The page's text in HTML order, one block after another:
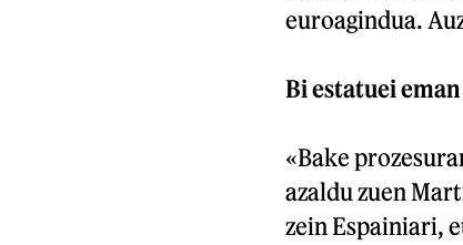
euroagindua.
Bi estatuei
«Bake
azaldu zuen
zein Espainiari,